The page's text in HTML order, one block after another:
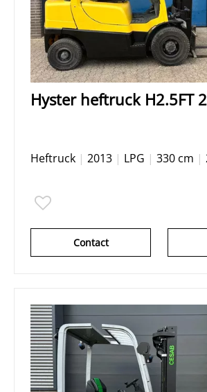
Hyster heftruck H2.5FT
Heftruck | 2013 | LPG | 330 cm |
Contact